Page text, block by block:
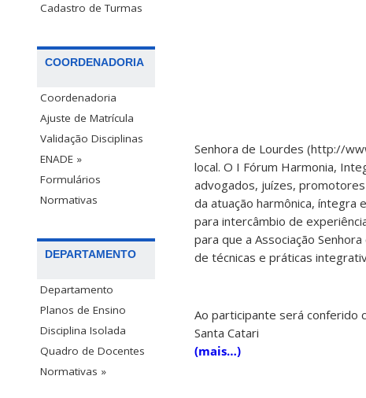
Cadastro de Turmas
COORDENADORIA
Coordenadoria
Ajuste de Matrícula
Validação Disciplinas
ENADE »
Formulários
Normativas
DEPARTAMENTO
Departamento
Planos de Ensino
Disciplina Isolada
Quadro de Docentes
Normativas »
Senhora de Lourdes (http://
local. O I Fórum Harmonia,
advogados, juízes,
da atuação harmônica, íntegra
para intercâmbio de
para que a Associação
de técnicas e práticas
Ao participante será conferido
Santa Catari
(mais…)